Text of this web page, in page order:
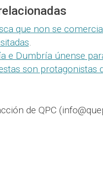
que non se
e Dumbría únense
son protagonistas
de QPC